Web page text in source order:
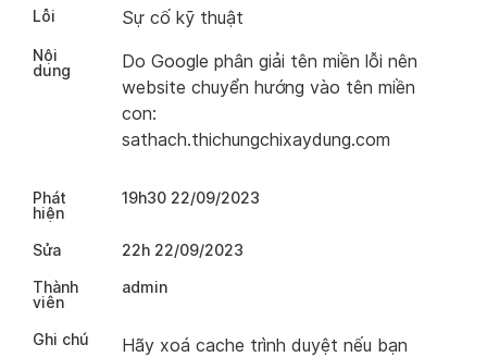
Lỗi
Sự cố kỹ thuật
Nội
dung
Do Google phân giải tên miền lỗi nên
website chuyển hướng vào tên miền
con:
sathach.thichungchixaydung.com
Phát
hiện
19h30 22/09/2023
Sửa
22h 22/09/2023
Thành
viên
admin
Ghi chú
Hãy xoá cache trình duyệt nếu bạn